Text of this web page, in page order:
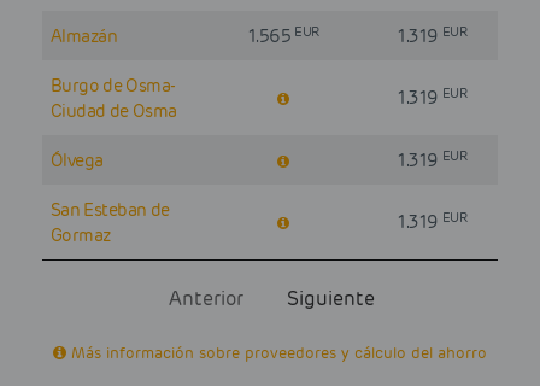
Almazán 1.565 EUR 1.319 EUR
Burgo de Osma-
Ciudad de Osma
1.319 EUR
Ólvega 1.319 EUR
San Esteban de
Gormaz
1.319 EUR
Anterior Siguiente
Más información sobre proveedores y cálculo del ahorro